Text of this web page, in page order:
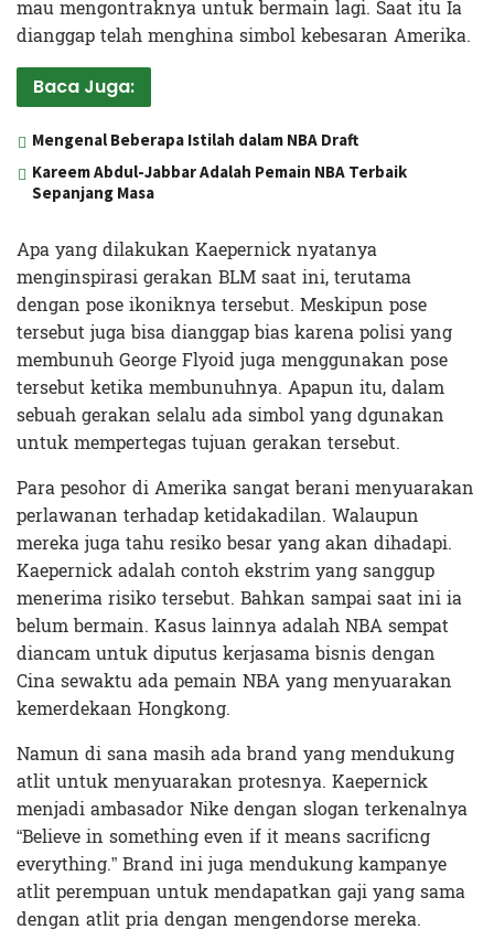
mau mengontraknya untuk bermain lagi. Saat itu Ia
dianggap telah menghina simbol kebesaran Amerika.
Baca Juga:
Mengenal Beberapa Istilah dalam NBA Draft
Kareem Abdul-Jabbar Adalah Pemain NBA Terbaik
Sepanjang Masa
Apa yang dilakukan Kaepernick nyatanya
menginspirasi gerakan BLM saat ini, terutama
dengan pose ikoniknya tersebut. Meskipun pose
tersebut juga bisa dianggap bias karena polisi yang
membunuh George Flyoid juga menggunakan pose
tersebut ketika membunuhnya. Apapun itu, dalam
sebuah gerakan selalu ada simbol yang dgunakan
untuk mempertegas tujuan gerakan tersebut.
Para pesohor di Amerika sangat berani menyuarakan
perlawanan terhadap ketidakadilan. Walaupun
mereka juga tahu resiko besar yang akan dihadapi.
Kaepernick adalah contoh ekstrim yang sanggup
menerima risiko tersebut. Bahkan sampai saat ini ia
belum bermain. Kasus lainnya adalah NBA sempat
diancam untuk diputus kerjasama bisnis dengan
Cina sewaktu ada pemain NBA yang menyuarakan
kemerdekaan Hongkong.
Namun di sana masih ada brand yang mendukung
atlit untuk menyuarakan protesnya. Kaepernick
menjadi ambasador Nike dengan slogan terkenalnya
“Believe in something even if it means sacrificng
everything.” Brand ini juga mendukung kampanye
atlit perempuan untuk mendapatkan gaji yang sama
dengan atlit pria dengan mengendorse mereka.